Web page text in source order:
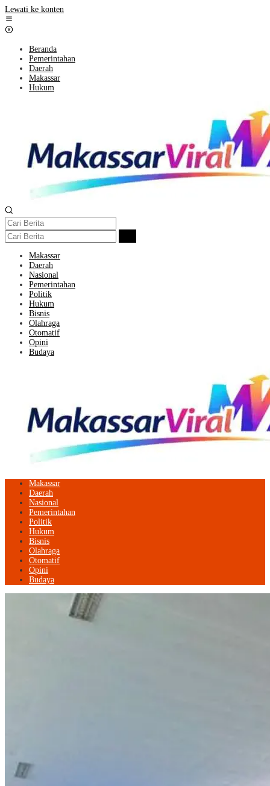
Lewati ke konten
Beranda
Pemerintahan
Daerah
Makassar
Hukum
Makassar
Daerah
Nasional
Pemerintahan
Politik
Hukum
Bisnis
Olahraga
Otomatif
Opini
Budaya
Makassar
Daerah
Nasional
Pemerintahan
Politik
Hukum
Bisnis
Olahraga
Otomatif
Opini
Budaya